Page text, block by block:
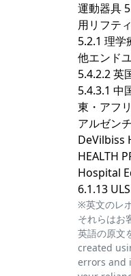
運動器具
用リフテ
5.2.1 理学
他エンド
5.4.2.2 英
5.4.3.1 中
東・アフ
アルゼン
DeVilbiss
HEALTH
Hospital
6.1.13
※英文のレ
それらはお
英語の原
created
errors and